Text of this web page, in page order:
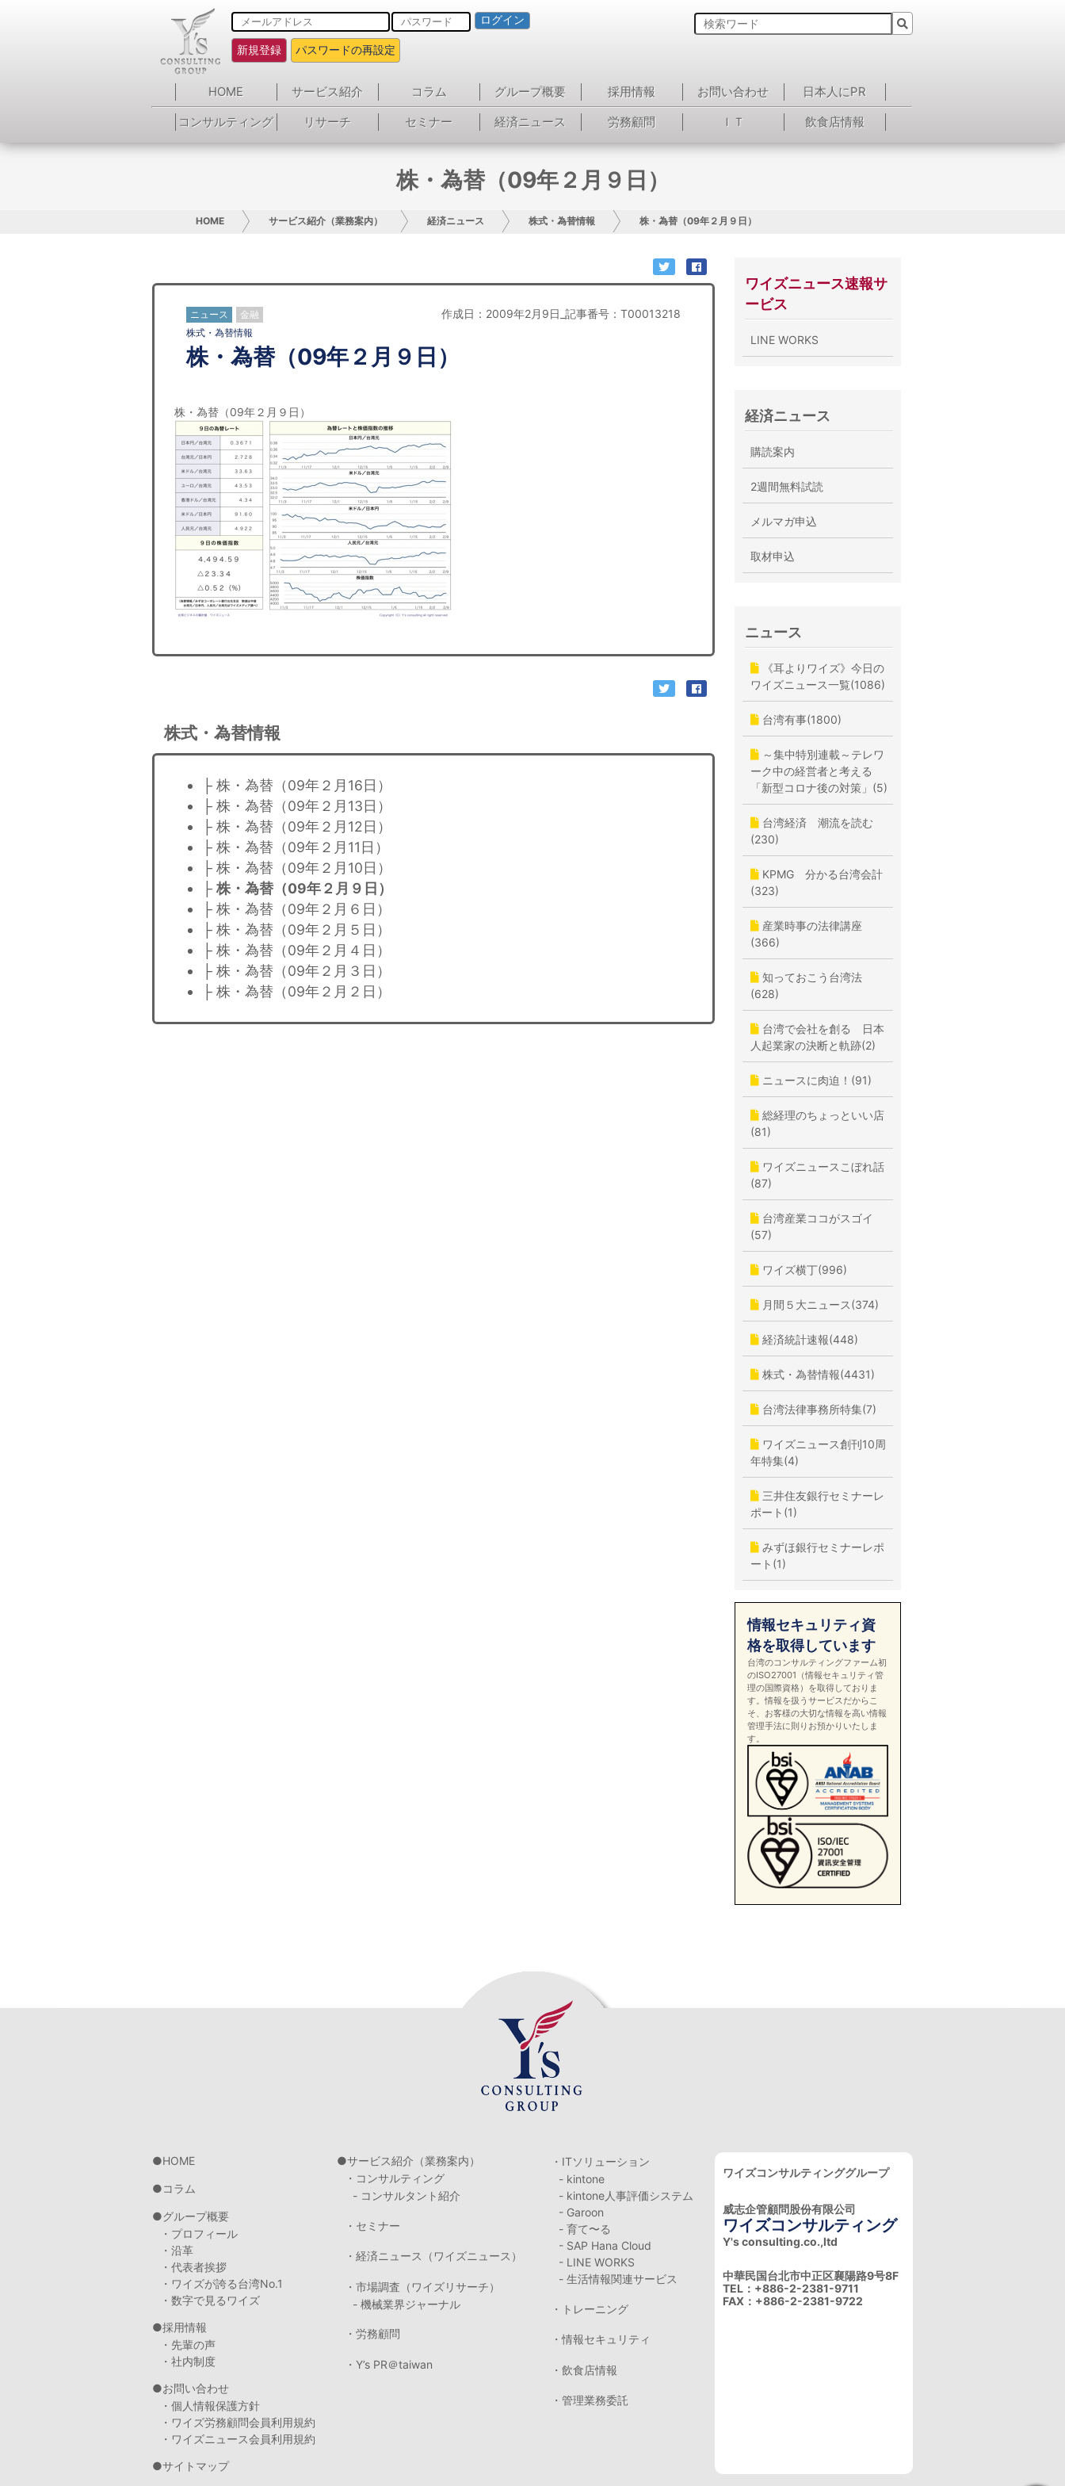
ログイン
新規登録 パスワードの再設定
HOME サービス紹介 コラム グループ概要 採用情報 お問い合わせ
日本人にPR
コンサルティング
リサーチ セミナー 経済ニュース 労務顧問 ＩＴ 飲食店情報
株・為替（09年２月９日）
HOME サービス紹介（業務案内） 経済ニュース 株式・為替情報 株・為替（09年２月９日）
ニュース 金融 作成日：2009年2月9日_記事番号：T00013218
株式・為替情報
株・為替（09年２月９日）
株・為替（09年２月９日）
株式・為替情報
├ 株・為替（09年２月16日）
├ 株・為替（09年２月13日）
├ 株・為替（09年２月12日）
├ 株・為替（09年２月11日）
├ 株・為替（09年２月10日）
├ 株・為替（09年２月９日）
├ 株・為替（09年２月６日）
├ 株・為替（09年２月５日）
├ 株・為替（09年２月４日）
├ 株・為替（09年２月３日）
├ 株・為替（09年２月２日）
ワイズニュース速報サ
ービス
LINE WORKS
経済ニュース
購読案内
2週間無料試読
メルマガ申込
取材申込
ニュース
《耳よりワイズ》今日の
ワイズニュース一覧(1086)
台湾有事(1800)
～集中特別連載～テレワ
ーク中の経営者と考える
「新型コロナ後の対策」(5)
台湾経済 潮流を読む
(230)
KPMG 分かる台湾会計
(323)
産業時事の法律講座
(366)
知っておこう台湾法
(628)
台湾で会社を創る 日本
人起業家の決断と軌跡(2)
ニュースに肉迫！(91)
総経理のちょっといい店
(81)
ワイズニュースこぼれ話
(87)
台湾産業ココがスゴイ
(57)
ワイズ横丁(996)
月間５大ニュース(374)
経済統計速報(448)
株式・為替情報(4431)
台湾法律事務所特集(7)
ワイズニュース創刊10周
年特集(4)
三井住友銀行セミナーレ
ポート(1)
みずほ銀行セミナーレポ
ート(1)
情報セキュリティ資
格を取得しています
台湾のコンサルティングファーム初
のISO27001（情報セキュリティ管
理の国際資格）を取得しておりま
す。情報を扱うサービスだからこ
そ、お客様の大切な情報を高い情報
管理手法に則りお預かりいたしま
す。
HOME
コラム
グループ概要
・プロフィール
・沿革
・代表者挨拶
・ワイズが誇る台湾No.1
・数字で見るワイズ
採用情報
・先輩の声
・社内制度
お問い合わせ
・個人情報保護方針
・ワイズ労務顧問会員利用規約
・ワイズニュース会員利用規約
サイトマップ
サービス紹介（業務案内）
・コンサルティング
- コンサルタント紹介
・セミナー
・経済ニュース（ワイズニュース）
・市場調査（ワイズリサーチ）
- 機械業界ジャーナル
・労務顧問
・Y’s PR＠taiwan
・ITソリューション
- kintone
- kintone人事評価システム
- Garoon
- 育て〜る
- SAP Hana Cloud
- LINE WORKS
- 生活情報関連サービス
・トレーニング
・情報セキュリティ
・飲食店情報
・管理業務委託
ワイズコンサルティンググループ
威志企管顧問股份有限公司
ワイズコンサルティング
Y's consulting.co.,ltd
中華民国台北市中正区襄陽路9号8F
TEL：+886-2-2381-9711
FAX：+886-2-2381-9722